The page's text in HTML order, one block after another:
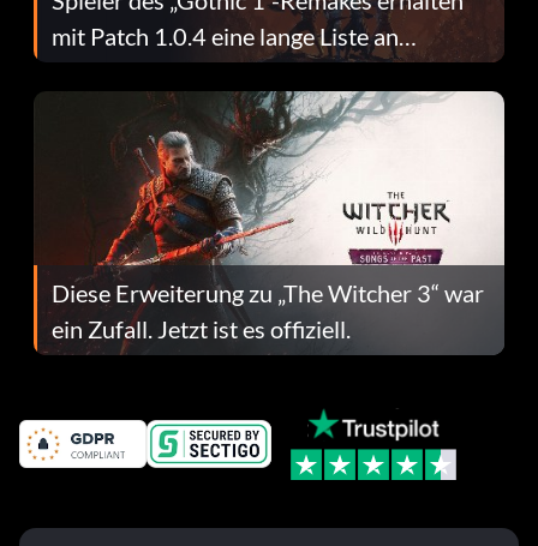
mit Patch 1.0.4 eine lange Liste an
Fehlerbehebungen
Diese Erweiterung zu „The Witcher 3“ war
ein Zufall. Jetzt ist es offiziell.